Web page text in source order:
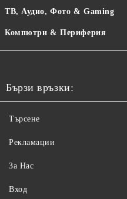
ТВ, Аудио, Фото & Gaming
Компютри & Периферия
Бързи връзки:
Търсене
Рекламации
За Нас
Вход